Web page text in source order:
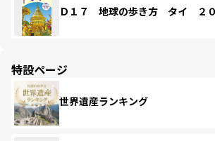
Ｄ１７ 地球の歩き方 タイ ２０
特設ページ
世界遺産ランキング